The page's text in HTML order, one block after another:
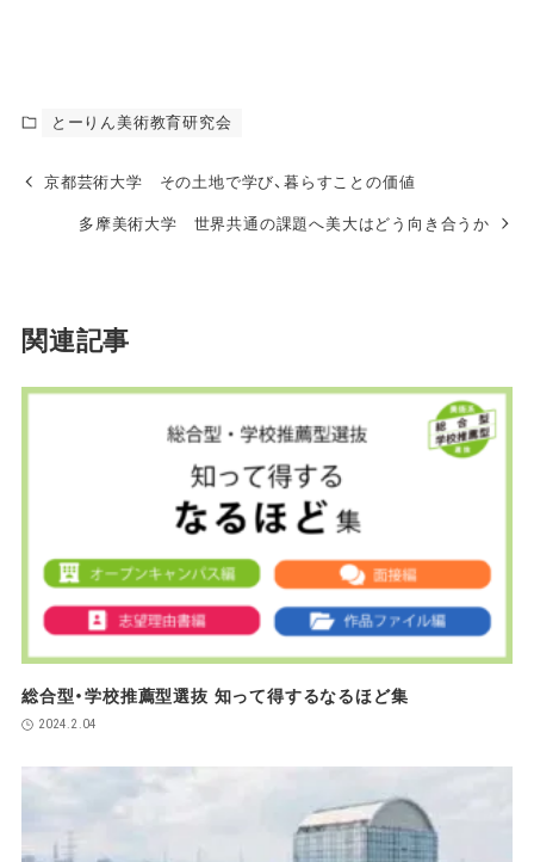
とーりん美術教育研究会
京都芸術大学 その土地で学び、暮らすことの価値
多摩美術大学 世界共通の課題へ美大はどう向き合うか
関連記事
総合型・学校推薦型選抜 知って得するなるほど集
2024.2.04